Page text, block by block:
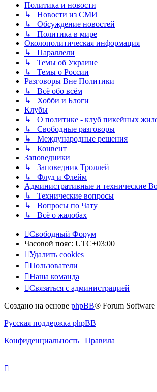
Политика и новости
↳ Новости из СМИ
↳ Обсуждение новостей
↳ Политика в мире
Околополитическая информация
↳ Параллели
↳ Темы об Украине
↳ Темы о России
Разговоры Вне Политики
↳ Всё обо всём
↳ Хобби и Блоги
Клубы
↳ О политике - клуб пикейных
↳ Свободные разговоры
↳ Международные решения
↳ Конвент
Заповедники
↳ Заповедник Троллей
↳ Флуд и Флейм
Административные и технические
↳ Технические вопросы
↳ Вопросы по Чату
↳ Всё о жалобах
Свободный Форум
Часовой пояс: UTC+03:00
Удалить cookies
Пользователи
Наша команда
Связаться с администрацией
Создано на основе phpBB® Forum
Русская поддержка phpBB
Конфиденциальность
Правила